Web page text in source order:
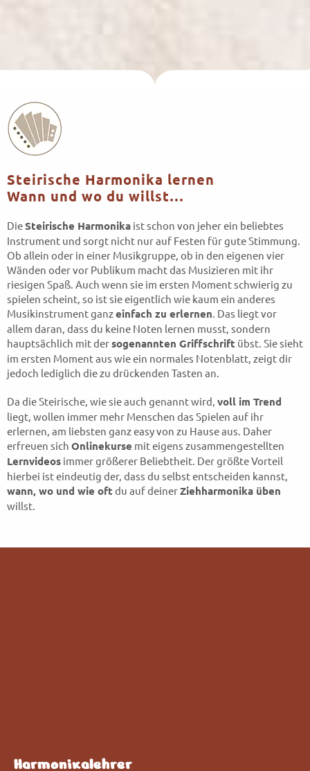
Steirische Harmonika lernen
Wann und wo du willst…
DieSteirische Harmonika ist schon von jeher ein beliebtes
Instrument und sorgt nicht nur auf Festen für gute Stimmung.
Ob allein oder in einer Musikgruppe, ob in den eigenen vier
Wänden oder vor Publikum macht das Musizieren mit ihr
riesigen Spaß. Auch wenn sie im ersten Moment schwierig zu
spielen scheint, so ist sie eigentlich wie kaum ein anderes
Musikinstrument ganzeinfach zu erlernen. Das liegt vor
allem daran, dass du keine Noten lernen musst, sondern
hauptsächlich mit dersogenannten Griffschrift übst. Sie sieht
im ersten Moment aus wie ein normales Notenblatt, zeigt dir
jedoch lediglich die zu drückenden Tasten an.
Da die Steirische, wie sie auch genannt wird, voll im Trend
liegt, wollen immer mehr Menschen das Spielen auf ihr
erlernen, am liebsten ganz easy von zu Hause aus. Daher
erfreuen sich Onlinekurse mit eigens zusammengestellten
Lernvideos immer größerer Beliebtheit. Der größte Vorteil
hierbei ist eindeutig der, dass du selbst entscheiden kannst,
wann, wo und wie oft du auf deinerZiehharmonika üben
willst.
Harmonikalehrer